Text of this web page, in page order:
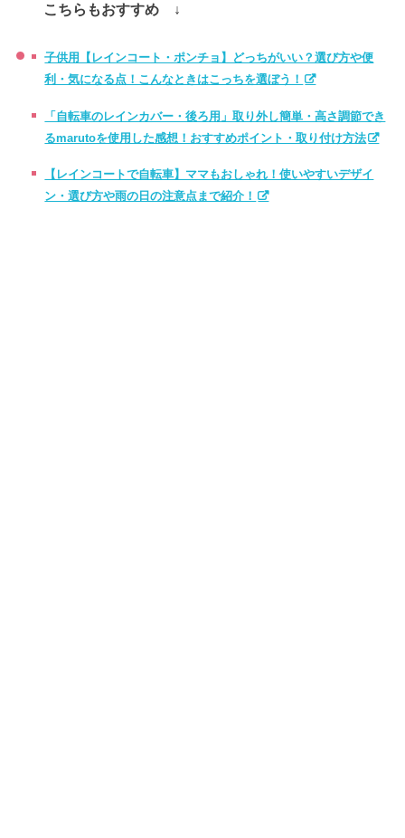
こちらもおすすめ ↓
子供用【レインコート・ポンチョ】どっちがいい？選び方や便
利・気になる点！こんなときはこっちを選ぼう！
「自転車のレインカバー・後ろ用」取り外し簡単・高さ調節でき
るmarutoを使用した感想！おすすめポイント・取り付け方法
【レインコートで自転車】ママもおしゃれ！使いやすいデザイ
ン・選び方や雨の日の注意点まで紹介！